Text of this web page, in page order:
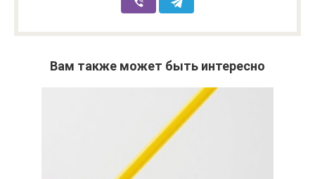
Вам также может быть интересно